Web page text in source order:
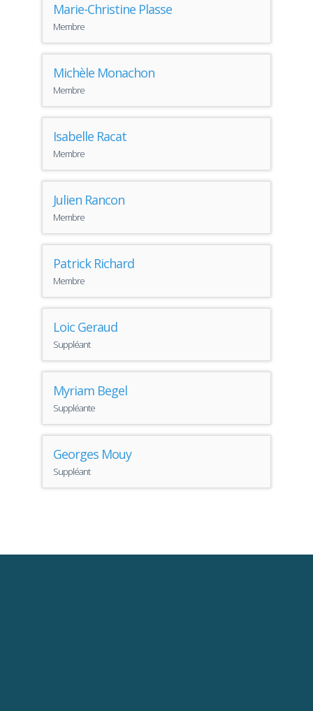
Marie-Christine Plasse
Membre
Michèle Monachon
Membre
Isabelle Racat
Membre
Julien Rancon
Membre
Patrick Richard
Membre
Loic Geraud
Suppléant
Myriam Begel
Suppléante
Georges Mouy
Suppléant